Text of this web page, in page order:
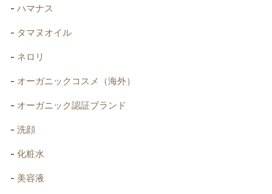
ハマナス
タマヌオイル
ネロリ
オーガニックコスメ（海外）
オーガニック認証ブランド
洗顔
化粧水
美容液